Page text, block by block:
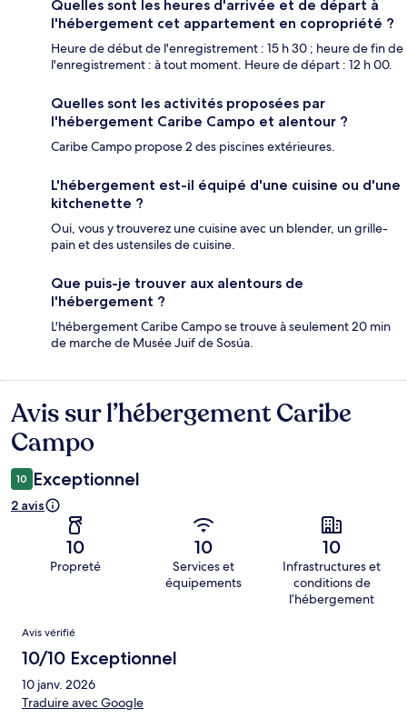
Quelles sont les heures d'arrivée et de départ à
l'hébergement cet appartement en copropriété ?
Heure de début de l'enregistrement : 15 h 30 ; heure de fin de
l'enregistrement : à tout moment. Heure de départ : 12 h 00.
Quelles sont les activités proposées par
l'hébergement Caribe Campo et alentour ?
Caribe Campo propose 2 des piscines extérieures.
L'hébergement est-il équipé d'une cuisine ou d'une
kitchenette ?
Oui, vous y trouverez une cuisine avec un blender, un grille-
pain et des ustensiles de cuisine.
Que puis-je trouver aux alentours de
l'hébergement ?
L'hébergement Caribe Campo se trouve à seulement 20 min
de marche de Musée Juif de Sosúa.
Avis
Avis sur l’hébergement Caribe
Campo
10 Exceptionnel
2 avis
10
Propreté
10
Services et
équipements
10
Infrastructures et
conditions de
l’hébergement
Avis
Avis vérifié
10/10 Exceptionnel
10 janv. 2026
Traduire avec Google